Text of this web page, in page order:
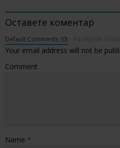
Оставете коментар
Default Comments (0)
Your email address will not be
Comment
Name *